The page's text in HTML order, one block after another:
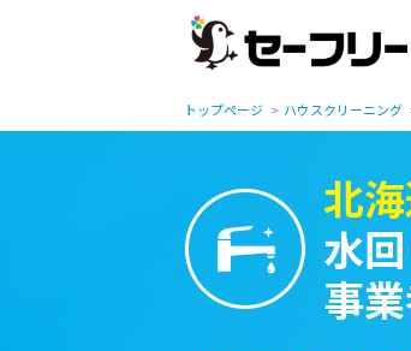
トップページ ハウスクリーニング
北
水
事